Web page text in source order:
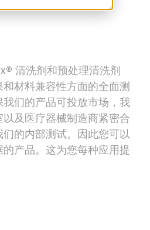
清洗剂和预处理清洗剂
材料兼容性方面的全面测
们的产品可投放市场，我
及医疗器械制造商紧密合
的内部测试。因此您可以
产品。这为您每种应用提